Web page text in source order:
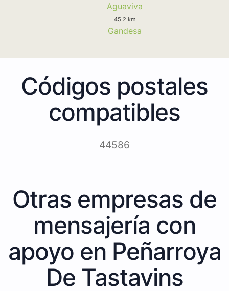
Aguaviva
45.2 km
Gandesa
Códigos postales
compatibles
44586
Otras empresas de
mensajería con
apoyo en Peñarroya
De Tastavins